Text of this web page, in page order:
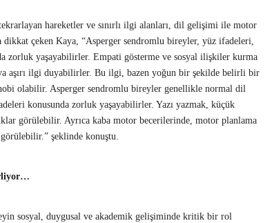
hareketler ve sınırlı ilgi alanları, dil gelişimi ile motor
çeken Kaya, “Asperger sendromlu bireyler, yüz ifadeleri,
zorluk yaşayabilirler. Empati gösterme ve sosyal ilişkiler kurma
aşırı ilgi duyabilirler. Bu ilgi, bazen yoğun bir şekilde belirli bir
olabilir. Asperger sendromlu bireyler genellikle normal dil
konusunda zorluk yaşayabilirler. Yazı yazmak, küçük
görülebilir. Ayrıca kaba motor becerilerinde, motor planlama
şeklinde konuştu.
sosyal, duygusal ve akademik gelişiminde kritik bir rol